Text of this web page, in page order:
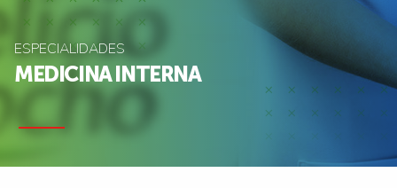
ESPECIALIDADES
MEDICINA INTERNA